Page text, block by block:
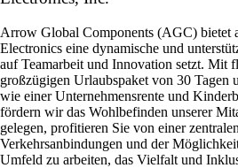
Arrow Global Components (AGC) bietet
Electronics eine dynamische und
auf Teamarbeit und Innovation setzt. Mit
großzügigen Urlaubspaket von 30 Tagen
wie einer Unternehmensrente und
fördern wir das Wohlbefinden unserer
gelegen, profitieren Sie von einer
Verkehrsanbindungen und der
Umfeld zu arbeiten, das Vielfalt und